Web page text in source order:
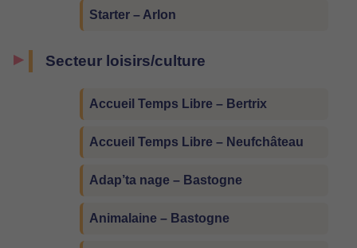
Starter – Arlon
Secteur loisirs/culture
Accueil Temps Libre – Bertrix
Accueil Temps Libre – Neufchâteau
Adap’ta nage – Bastogne
Animalaine – Bastogne